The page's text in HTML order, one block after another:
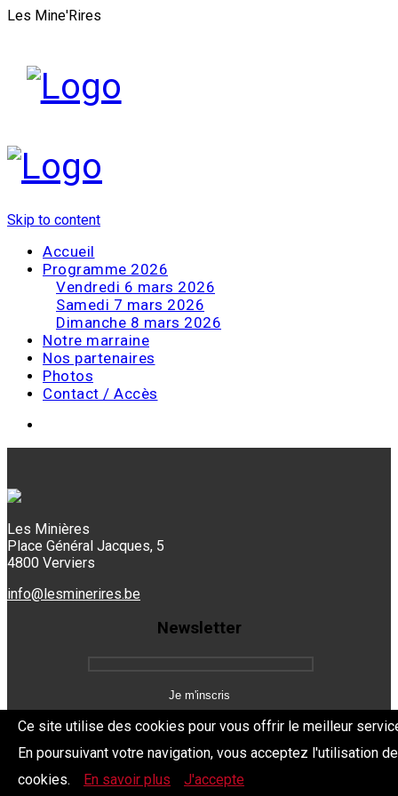
Les Mine'Rires
Skip to content
Accueil
Programme 2026
Vendredi 6 mars 2026
Samedi 7 mars 2026
Dimanche 8 mars 2026
Notre marraine
Nos partenaires
Photos
Contact / Accès
Les Minières
Place Général Jacques, 5
4800 Verviers
info@lesminerires.be
Newsletter
Copyright 2026 Les Mine'Rires - Politique de confidentialité
Ce site utilise des cookies pour vous offrir le meilleur
En poursuivant votre navigation, vous acceptez l'utilisation
cookies.
En savoir plus J'accepte